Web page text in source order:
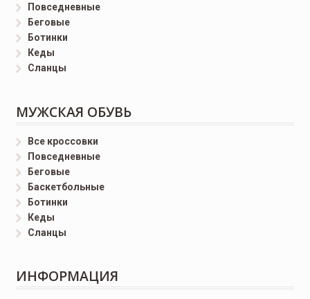
Повседневные
Беговые
Ботинки
Кеды
Сланцы
МУЖСКАЯ ОБУВЬ
Все кроссовки
Повседневные
Беговые
Баскетбольные
Ботинки
Кеды
Сланцы
ИНФОРМАЦИЯ